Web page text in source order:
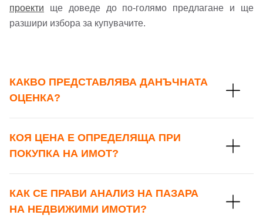
проекти ще доведе до по-голямо предлагане и ще
разшири избора за купувачите.
КАКВО ПРЕДСТАВЛЯВА ДАНЪЧНАТА
ОЦЕНКА?
КОЯ ЦЕНА Е ОПРЕДЕЛЯЩА ПРИ
ПОКУПКА НА ИМОТ?
КАК СЕ ПРАВИ АНАЛИЗ НА ПАЗАРА
НА НЕДВИЖИМИ ИМОТИ?